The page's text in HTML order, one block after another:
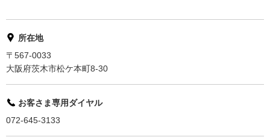
所在地
〒567-0033
大阪府茨木市松ケ本町8-30
お客さま専用ダイヤル
072-645-3133